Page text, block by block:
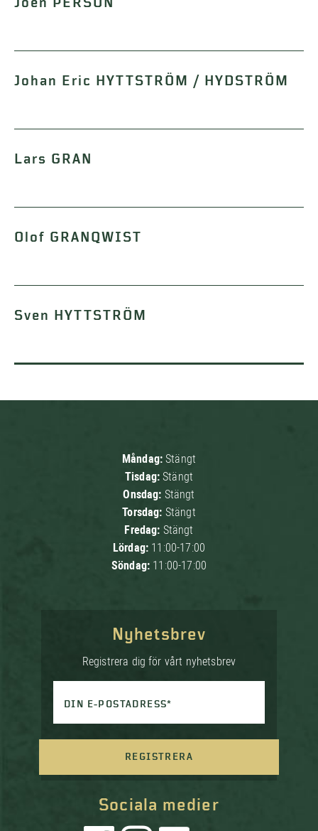
Johan Eric HYTTSTRÖM / HYDSTRÖM
Lars GRAN
Olof GRANQWIST
Sven HYTTSTRÖM
Måndag:Stängt
Tisdag:Stängt
Onsdag: Stängt
Torsdag: Stängt
Fredag: Stängt
Lördag: 11:00-17:00
Söndag: 11:00-17:00
Sociala medier
Nyhetsbrev
Registrera dig för vårt nyhetsbrev
DIN E-POSTADRESS*
REGISTRERA